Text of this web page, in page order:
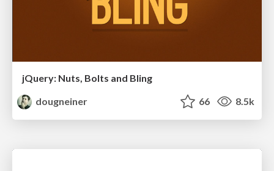
jQuery: Nuts, Bolts and Bling
dougneiner
66 8.5k